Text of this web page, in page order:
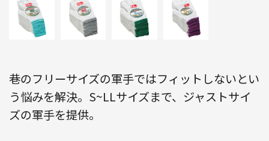
巷のフリーサイズの軍手ではフィットしないとい
う悩みを解決。S~LLサイズまで、ジャストサイ
ズの軍手を提供。